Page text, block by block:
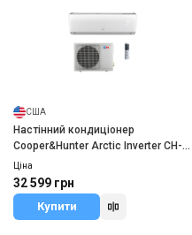
США
Настінний кондиціонер
Cooper&Hunter Arctic Inverter CH-
S12FTXLA2-NG
Ціна
32 599 грн
Купити